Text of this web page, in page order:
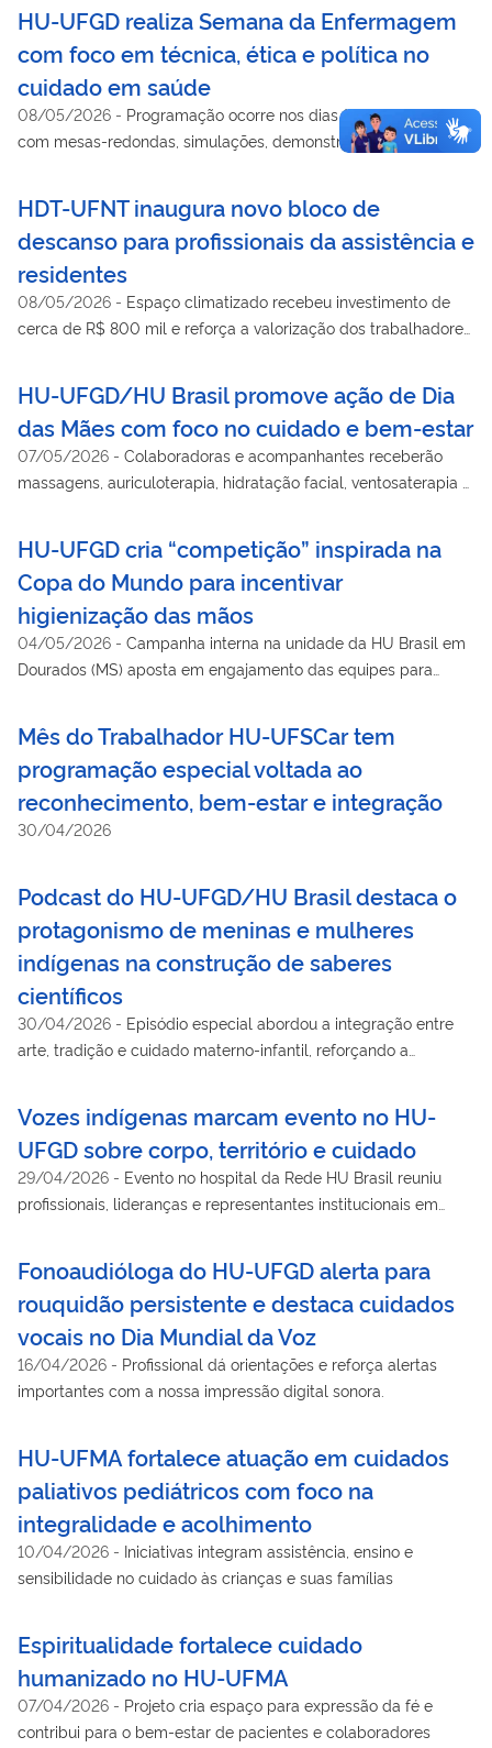
HU-UFGD realiza Semana da Enfermagem
com foco em técnica, ética e política no
cuidado em saúde
08/05/2026 - Programação ocorre nos dias 14 e 15 de maio
com mesas-redondas, simulações, demonstrações e até
HDT-UFNT inaugura novo bloco de
descanso para profissionais da assistência e
residentes
08/05/2026 - Espaço climatizado recebeu investimento de
cerca de R$ 800 mil e reforça a valorização dos trabalhadores
HU-UFGD/HU Brasil promove ação de Dia
das Mães com foco no cuidado e bem-estar
07/05/2026 - Colaboradoras e acompanhantes receberão
massagens, auriculoterapia, hidratação facial, ventosaterapia e
HU-UFGD cria “competição” inspirada na
Copa do Mundo para incentivar
higienização das mãos
04/05/2026 - Campanha interna na unidade da HU Brasil em
Dourados (MS) aposta em engajamento das equipes para
Mês do Trabalhador HU-UFSCar tem
programação especial voltada ao
reconhecimento, bem-estar e integração
30/04/2026
Podcast do HU-UFGD/HU Brasil destaca o
protagonismo de meninas e mulheres
indígenas na construção de saberes
científicos
30/04/2026 - Episódio especial abordou a integração entre
arte, tradição e cuidado materno-infantil, reforçando a
Vozes indígenas marcam evento no HU-
UFGD sobre corpo, território e cuidado
29/04/2026 - Evento no hospital da Rede HU Brasil reuniu
profissionais, lideranças e representantes institucionais em
Fonoaudióloga do HU-UFGD alerta para
rouquidão persistente e destaca cuidados
vocais no Dia Mundial da Voz
16/04/2026 - Profissional dá orientações e reforça alertas
importantes com a nossa impressão digital sonora.
HU-UFMA fortalece atuação em cuidados
paliativos pediátricos com foco na
integralidade e acolhimento
10/04/2026 - Iniciativas integram assistência, ensino e
sensibilidade no cuidado às crianças e suas famílias
Espiritualidade fortalece cuidado
humanizado no HU-UFMA
07/04/2026 - Projeto cria espaço para expressão da fé e
contribui para o bem-estar de pacientes e colaboradores